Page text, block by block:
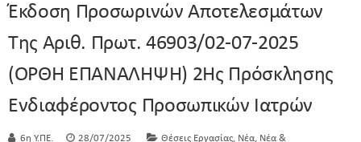
Έκδοση Προσωρινών Αποτελεσμάτων
Της Αριθ. Πρωτ. 46903/02-07-2025
(ΟΡΘΗ ΕΠΑΝΑΛΗΨΗ) 2Ης Πρόσκλησης
Ενδιαφέροντος Προσωπικών Ιατρών
6η Υ.ΠΕ. 28/07/2025 Θέσεις Εργασίας, Νέα, Νέα &